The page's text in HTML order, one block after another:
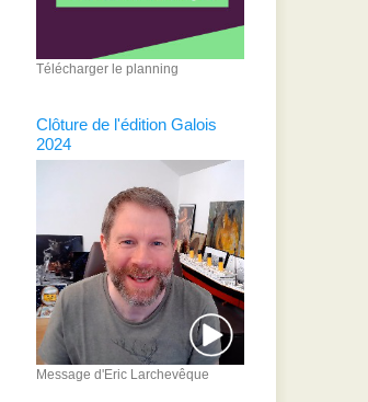
Télécharger le planning
Clôture de l'édition Galois
2024
Message d'Eric Larchevêque